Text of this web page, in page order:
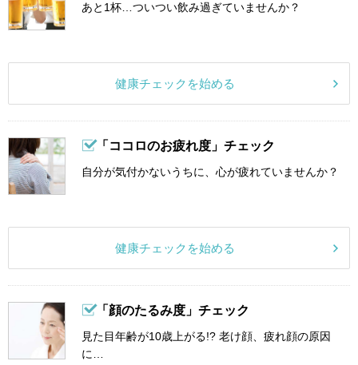
あと1杯…ついつい飲み過ぎていませんか？
健康チェックを始める
「ココロのお疲れ度」チェック
自分が気付かないうちに、心が疲れていませんか？
健康チェックを始める
「顔のたるみ度」チェック
見た目年齢が10歳上がる!? 老け顔、疲れ顔の原因
に…